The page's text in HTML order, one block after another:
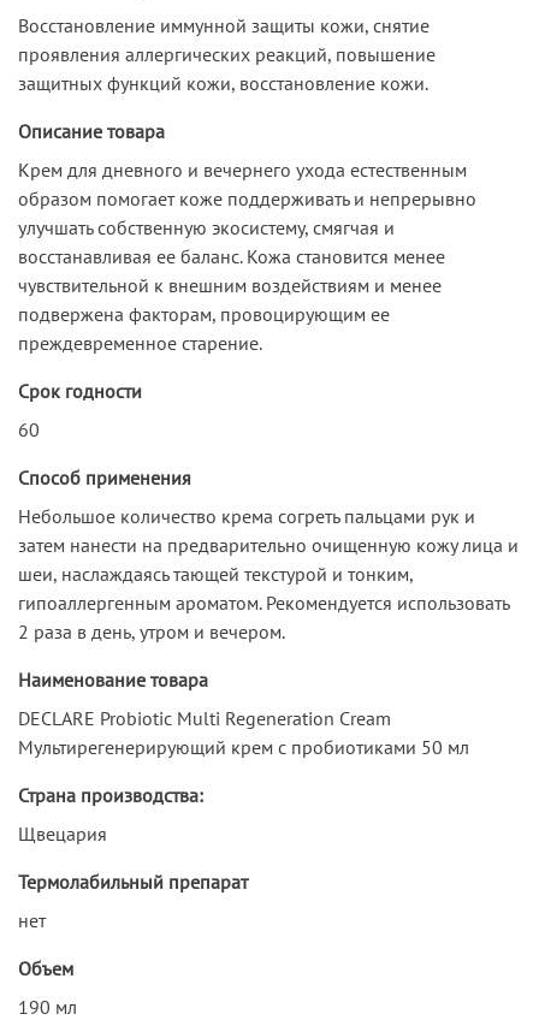
Восстановление иммунной защиты кожи, снятие
проявления аллергических реакций, повышение
защитных функций кожи, восстановление кожи.
Описание товара
Крем для дневного и вечернего ухода естественным
образом помогает коже поддерживать и непрерывно
улучшать собственную экосистему, смягчая и
восстанавливая ее баланс. Кожа становится менее
чувствительной к внешним воздействиям и менее
подвержена факторам, провоцирующим ее
преждевременное старение.
Срок годности
60
Способ применения
Небольшое количество крема согреть пальцами рук и
затем нанести на предварительно очищенную кожу лица и
шеи, наслаждаясь тающей текстурой и тонким,
гипоаллергенным ароматом. Рекомендуется использовать
2 раза в день, утром и вечером.
Наименование товара
DECLARE Probiotic Multi Regeneration Cream
Мультирегенерирующий крем с пробиотиками 50 мл
Страна производства:
Щвецария
Термолабильный препарат
нет
Объем
190 мл